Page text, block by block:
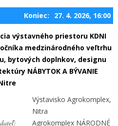
Koniec: 27. 4. 2026, 16:00
výstavného priestoru KDNI
medzinárodného veľtrhu
bytových doplnkov, designu
NÁBYTOK A BÝVANIE
Výstavisko Agrokomplex,
Nitra
Agrokomplex NÁRODNÉ